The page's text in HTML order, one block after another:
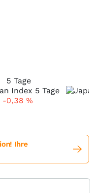
5 Tage
-0,38 %
Ihre